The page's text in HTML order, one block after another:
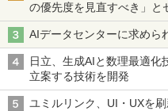
の優先度を見直すべき」と
AIデータセンターに求めら
日立、生成AIと数理最適化
立案する技術を開発
ユミルリンク、UI・UXを